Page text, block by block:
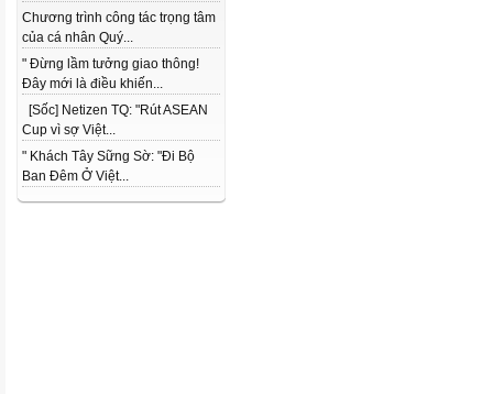
Chương trình công tác trọng tâm
của cá nhân Quý...
" Đừng lầm tưởng giao thông!
Đây mới là điều khiến...
[Sốc] Netizen TQ: "Rút ASEAN
Cup vì sợ Việt...
" Khách Tây Sững Sờ: "Đi Bộ
Ban Đêm Ở Việt...